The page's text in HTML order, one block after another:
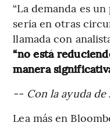
“La demanda es
sería en otras
llamada con
“no está
manera
-- Con la ayuda de
Lea más en